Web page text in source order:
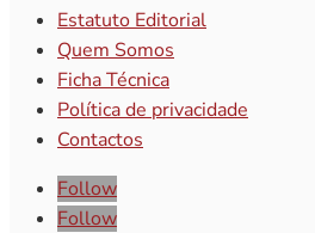
Estatuto Editorial
Quem Somos
Ficha Técnica
Política de privacidade
Contactos
Follow
Follow